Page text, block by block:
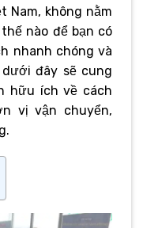
Nam, không nằm
nào để bạn có
nhanh chóng và
đây sẽ cung
hữu ích về cách
vị vận chuyển,